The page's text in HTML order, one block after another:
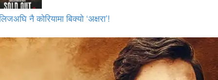
नै कोरियामा बिक्यो ‘अक्षरा’!